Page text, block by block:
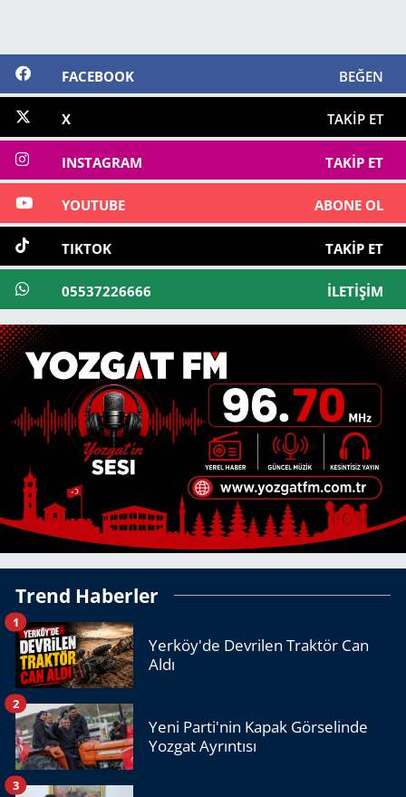
FACEBOOK BEĞEN
X TAKIP ET
INSTAGRAM TAKIP ET
YOUTUBE ABONE OL
TIKTOK TAKIP ET
05537226666 İLETIŞIM
Trend Haberler
Yerköy'de Devrilen Traktör Can
Aldı
1
Yeni Parti'nin Kapak Görselinde
Yozgat Ayrıntısı
2
3